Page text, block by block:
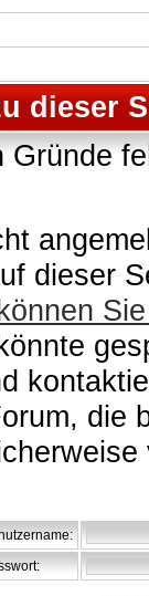
dieser
dieser
die